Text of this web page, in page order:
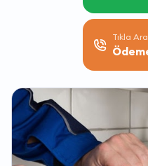
Tıkla Ara